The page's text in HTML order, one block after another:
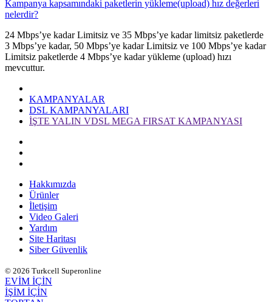
Kampanya kapsamındaki paketlerin yükleme(upload) hız değerleri
nelerdir?
​24 Mbps’ye kadar Limitsiz ve 35 Mbps’ye kadar limitsiz paketlerde
3 Mbps’ye kadar, 50 Mbps’ye kadar Limitsiz ve 100 Mbps’ye kadar
Limitsiz paketlerde 4 Mbps’ye kadar yükleme (upload) hızı
mevcuttur.
KAMPANYALAR
DSL KAMPANYALARI
İŞTE YALIN VDSL MEGA FIRSAT KAMPANYASI
Hakkımızda
Ürünler
İletişim
Video Galeri
Yardım
Site Haritası
Siber Güvenlik
© 2026 Turkcell Superonline
EVİM İÇİN
İŞİM İÇİN